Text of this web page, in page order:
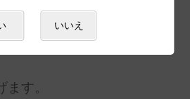
ック・予防医療学会学術大
ご来場いただき誠にあり
す。
いいえ